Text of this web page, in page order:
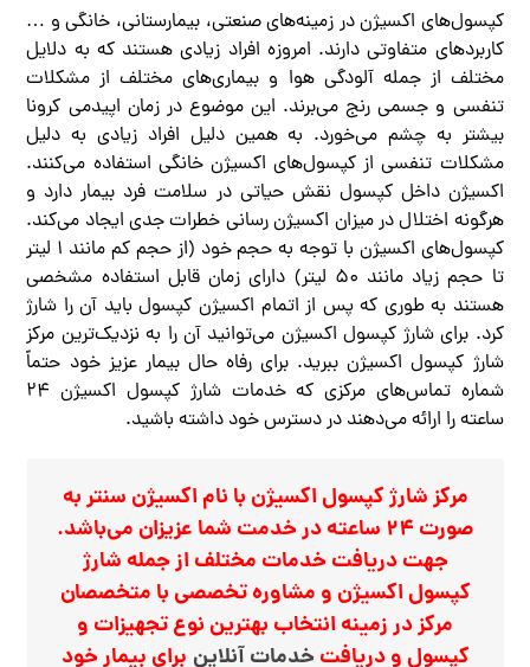
کپسول‌های اکسیژن در زمینه‌های صنعتی، بیمارستانی، خانگی و …
کاربردهای متفاوتی دارند. امروزه افراد زیادی هستند که به دلایل
مختلف از جمله آلودگی هوا و بیماری‌های مختلف از مشکلات
تنفسی و جسمی رنج می‌برند. این موضوع در زمان اپیدمی کرونا
بیشتر به چشم می‌خورد. به همین دلیل افراد زیادی به دلیل
مشکلات تنفسی از کپسول‌های اکسیژن خانگی استفاده می‌کنند.
اکسیژن داخل کپسول نقش حیاتی در سلامت فرد بیمار دارد و
هرگونه اختلال در میزان اکسیژن رسانی خطرات جدی ایجاد می‌کند.
کپسول‌های اکسیژن با توجه به حجم خود (از حجم کم مانند 1 لیتر
تا حجم زیاد مانند 50 لیتر) دارای زمان قابل استفاده مشخصی
هستند به طوری که پس از اتمام اکسیژن کپسول باید آن را شارژ
کرد. برای شارژ کپسول اکسیژن می‌توانید آن را به نزدیک‌ترین مرکز
شارژ کپسول اکسیژن ببرید. برای رفاه حال بیمار عزیز خود حتماً
شماره تماس‌های مرکزی که خدمات شارژ کپسول اکسیژن 24
ساعته را ارائه می‌دهند در دسترس خود داشته باشید.
مرکز شارژ کپسول اکسیژن با نام اکسیژن سنتر به
صورت 24 ساعته در خدمت شما عزیزان می‌باشد.
جهت دریافت خدمات مختلف از جمله شارژ
کپسول اکسیژن و مشاوره تخصصی با متخصصان
مرکز در زمینه انتخاب بهترین نوع تجهیزات و
کپسول و دریافتخدمات آنلاین برای بیمار خود